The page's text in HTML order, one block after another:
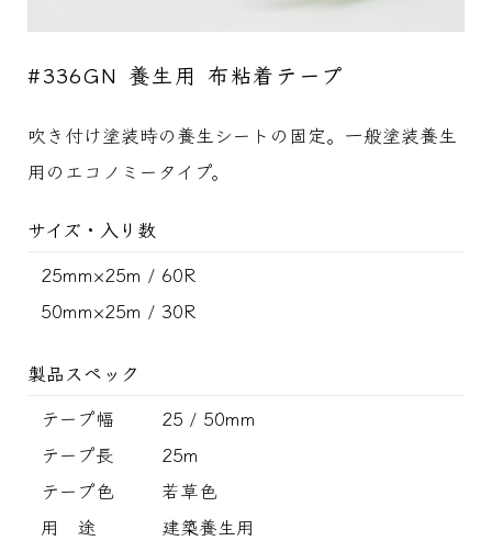
#336GN 養生用 布粘着テープ
吹き付け塗装時の養生シートの固定。一般塗装養生
用のエコノミータイプ。
サイズ・入り数
25mm×25m / 60R
50mm×25m / 30R
製品スペック
テープ幅
25 / 50mm
テープ長
25m
テープ色
若草色
用 途
建築養生用